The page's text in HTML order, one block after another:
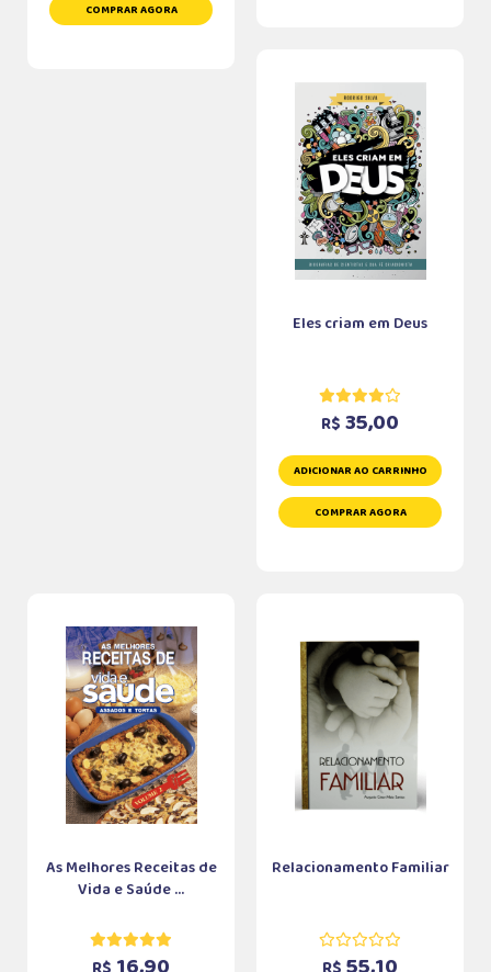
COMPRAR AGORA
Eles criam em Deus
R$ 35,00
ADICIONAR AO CARRINHO
COMPRAR AGORA
As Melhores Receitas de
Vida e Saúde ...
Relacionamento Familiar